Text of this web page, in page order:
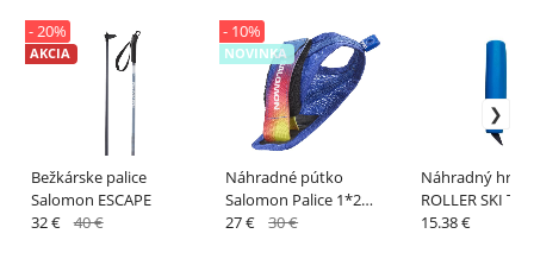
Bežkárske palice
Salomon ESCAPE
AKCIA
- 20%
32 € 40 €
Náhradné pútko
Salomon Palice 1*2
S/LAB FIT CLICK STRAP
NOVINKA
- 10%
27 € 30 €
Náhradný hrot
ROLLER SKI TIP
15.38 €